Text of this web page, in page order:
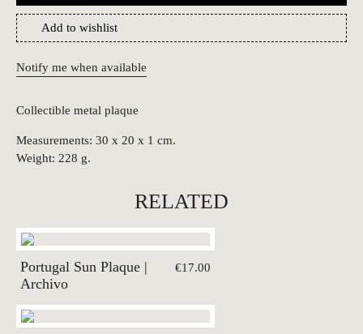
Add to wishlist
Notify me when available
Collectible metal plaque
Measurements: 30 x 20 x 1 cm.
Weight: 228 g.
RELATED
Portugal Sun Plaque |
Archivo
€17.00